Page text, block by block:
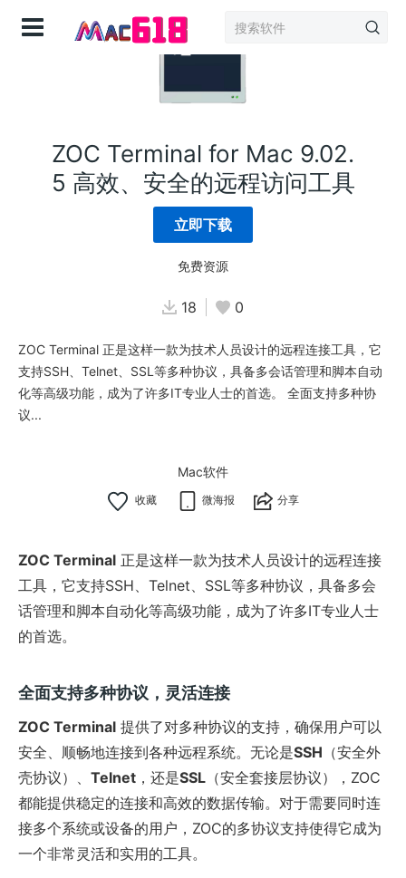
ZOC Terminal for Mac 9.02.
5 高效、安全的远程访问工具
立即下载
免费资源
18 0
ZOC Terminal 正是这样一款为技术人员设计的远程连接工具，它
支持SSH、Telnet、SSL等多种协议，具备多会话管理和脚本自动
化等高级功能，成为了许多IT专业人士的首选。 全面支持多种协
议...
Mac软件
微海报 分享
ZOC Terminal 正是这样一款为技术人员设计的远程连接
工具，它支持SSH、Telnet、SSL等多种协议，具备多会
话管理和脚本自动化等高级功能，成为了许多IT专业人士
的首选。
全面支持多种协议，灵活连接
ZOC Terminal 提供了对多种协议的支持，确保用户可以
安全、顺畅地连接到各种远程系统。无论是SSH （安全外
壳协议）、 Telnet ，还是SSL （安全套接层协议），ZOC
都能提供稳定的连接和高效的数据传输。对于需要同时连
接多个系统或设备的用户，ZOC的多协议支持使得它成为
一个非常灵活和实用的工具。